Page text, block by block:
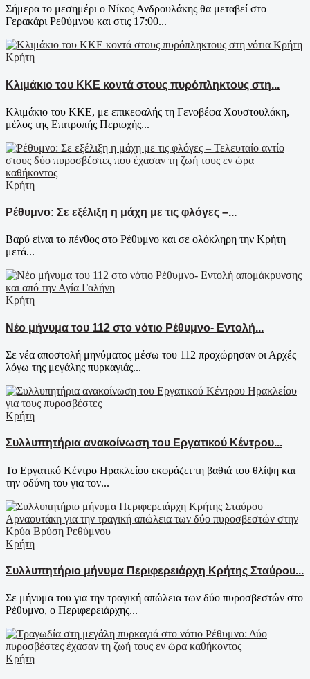
Σήμερα το μεσημέρι ο Νίκος Ανδρουλάκης θα μεταβεί στο
Γερακάρι Ρεθύμνου και στις 17:00...
Κρήτη
Κλιμάκιο του ΚΚΕ κοντά στους πυρόπληκτους στη...
Κλιμάκιο του ΚΚΕ, με επικεφαλής τη Γενοβέφα Χουστουλάκη,
μέλος της Επιτροπής Περιοχής...
Κρήτη
Ρέθυμνο: Σε εξέλιξη η μάχη με τις φλόγες –...
Βαρύ είναι το πένθος στο Ρέθυμνο και σε ολόκληρη την Κρήτη
μετά...
Κρήτη
Νέο μήνυμα του 112 στο νότιο Ρέθυμνο- Εντολή...
Σε νέα αποστολή μηνύματος μέσω του 112 προχώρησαν οι Αρχές
λόγω της μεγάλης πυρκαγιάς...
Κρήτη
Συλλυπητήρια ανακοίνωση του Εργατικού Κέντρου...
Το Εργατικό Κέντρο Ηρακλείου εκφράζει τη βαθιά του θλίψη και
την οδύνη του για τον...
Κρήτη
Συλλυπητήριο μήνυμα Περιφερειάρχη Κρήτης Σταύρου...
Σε μήνυμα του για την τραγική απώλεια των δύο πυροσβεστών στο
Ρέθυμνο, ο Περιφερειάρχης...
Κρήτη